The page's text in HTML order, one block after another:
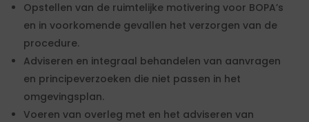
Opstellen van de ruimtelijke motivering voor BOPA’s
en in voorkomende gevallen het verzorgen van de
procedure.
Adviseren en integraal behandelen van aanvragen
en principeverzoeken die niet passen in het
omgevingsplan.
Voeren van overleg met en het adviseren van